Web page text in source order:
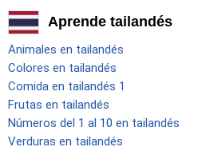
Aprende tailandés
Animales en tailandés
Colores en tailandés
Comida en tailandés 1
Frutas en tailandés
Números del 1 al 10 en tailandés
Verduras en tailandés